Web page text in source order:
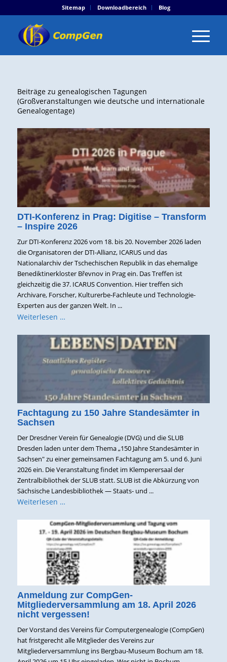
Sitemap Downloadbereich Blog
Beiträge zu genealogischen Tagungen
(Großveranstaltungen wie deutsche und internationale
Genealogentage)
DTI-Konferenz in Prag: Digitise – Transform
– Inspire 2026
Zur DTI-Konferenz 2026 vom 18. bis 20. November 2026 laden
die Organisatoren der DTI-Allianz, ICARUS und das
Nationalarchiv der Tschechischen Republik in das ehemalige
Benediktinerkloster Břevnov in Prag ein. Das Treffen ist
gleichzeitig die 37. ICARUS Convention. Hier treffen sich
Archivare, Forscher, Kulturerbe-Fachleute und Technologie-
Experten aus der ganzen Welt. In ...
Weiterlesen …
Fachtagung zu 150 Jahre Standesämter in
Sachsen
Der Dresdner Verein für Genealogie (DVG) und die SLUB
Dresden laden unter dem Thema „150 Jahre Standesämter in
Sachsen" zu einer gemeinsamen Fachtagung am 5. und 6. Juni
2026 ein. Die Veranstaltung findet im Klemperersaal der
Zentralbibliothek der SLUB statt. SLUB ist die Abkürzung von
Sächsische Landesbibliothek — Staats- und ...
Weiterlesen …
Anmeldung zur CompGen-
Mitgliederversammlung am 18. April 2026
nicht vergessen!
Der Vorstand des Vereins für Computergenealogie (CompGen)
hat fristgerecht alle Mitglieder des Vereins zur
Mitgliederversammlung ins Bergbau-Museum Bochum am 18.